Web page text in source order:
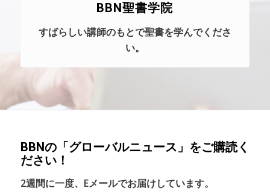
BBN聖書学院
すばらしい講師のもとで聖書を学んでくださ
い。
BBNの「グローバルニュース」をご購読く
ださい！
2週間に一度、Eメールでお届けしています。